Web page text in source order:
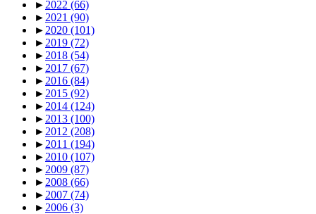
► 2022 (66)
► 2021 (90)
► 2020 (101)
► 2019 (72)
► 2018 (54)
► 2017 (67)
► 2016 (84)
► 2015 (92)
► 2014 (124)
► 2013 (100)
► 2012 (208)
► 2011 (194)
► 2010 (107)
► 2009 (87)
► 2008 (66)
► 2007 (74)
► 2006 (3)